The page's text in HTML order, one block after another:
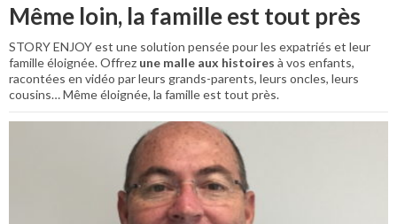
Même loin, la famille est tout près
STORY ENJOY est une solution pensée pour les expatriés et leur
famille éloignée. Offrez une malle aux histoires à vos enfants,
racontées en vidéo par leurs grands-parents, leurs oncles, leurs
cousins… Même éloignée, la famille est tout près.